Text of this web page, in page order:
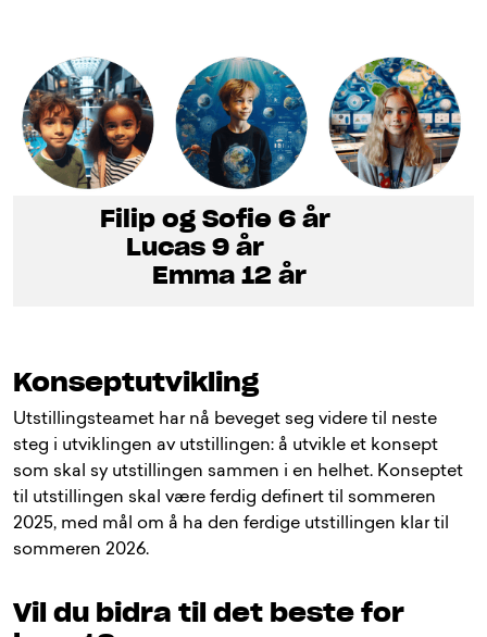
Filip og Sofie 6 år
Lucas 9 år
Emma 12 år
Konseptutvikling
Utstillingsteamet har nå beveget seg videre til neste
steg i utviklingen av utstillingen: å utvikle et konsept
som skal sy utstillingen sammen i en helhet. Konseptet
til utstillingen skal være ferdig definert til sommeren
2025, med mål om å ha den ferdige utstillingen klar til
sommeren 2026.
Vil du bidra til det beste for